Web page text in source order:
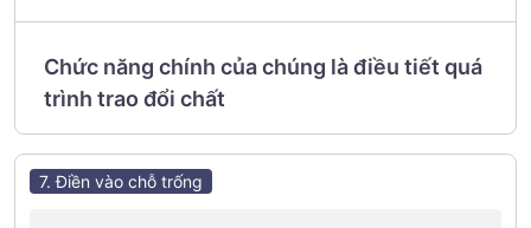
Chức năng chính của chúng là điều tiết quá
trình trao đổi chất
7. Điền vào chỗ trống